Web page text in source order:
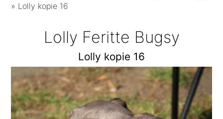
» Lolly kopie 16
Lolly Feritte Bugsy
Lolly kopie 16